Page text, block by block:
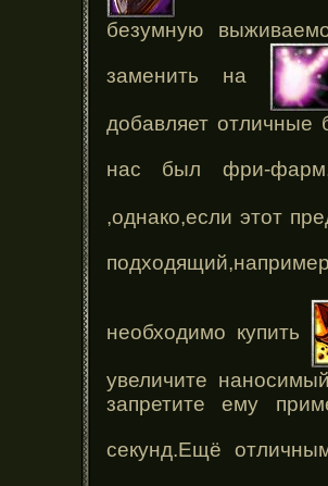
безумную
заменить на
добавляет отличные
нас был фри-
,однако,если этот
необходимо купить
увеличите
запретите ему
секунд.Ещё